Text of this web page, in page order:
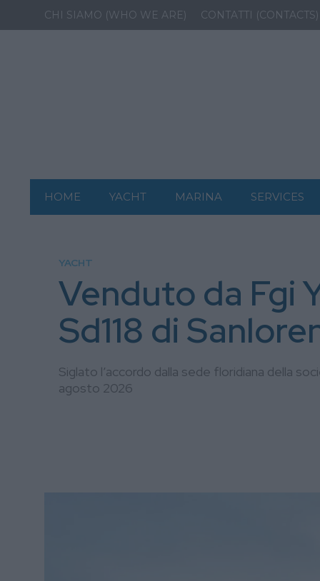
CHI SIAMO (WHO WE ARE) CONTATTI (CONTACTS)
HOME YACHT MARINA SERVICES
YACHT
Venduto da Fgi
Sd118 di
Siglato l’accordo dalla sede floridiana della
agosto 2026